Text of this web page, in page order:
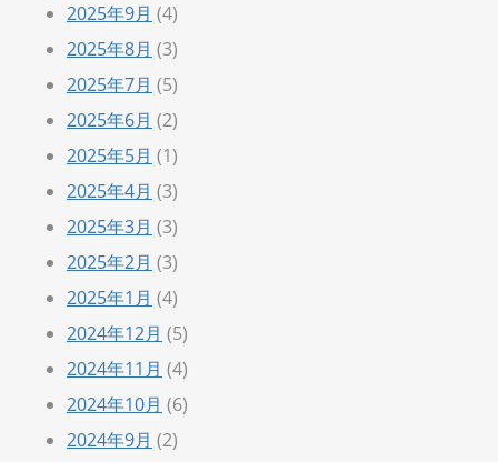
2025年9月 (4)
2025年8月 (3)
2025年7月 (5)
2025年6月 (2)
2025年5月 (1)
2025年4月 (3)
2025年3月 (3)
2025年2月 (3)
2025年1月 (4)
2024年12月 (5)
2024年11月 (4)
2024年10月 (6)
2024年9月 (2)